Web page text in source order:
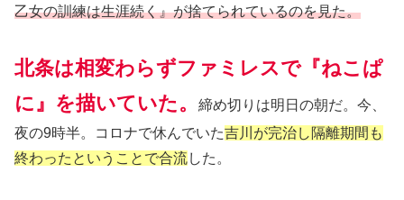
乙女の訓練は生涯続く』が捨てられているのを見た。
北条は相変わらずファミレスで『ねこぱ
に』を描いていた。
締め切りは明日の朝だ。今、
夜の9時半。コロナで休んでいた吉川が完治し隔離期間も
終わったということで合流した。